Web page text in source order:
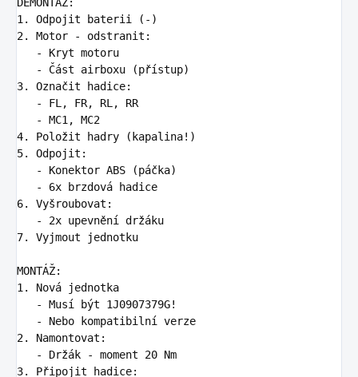
1.
2.
   -
   -
3.
   -
   -
4.
5.
   -
   -
6.
   -
7.
Vyjmout jednotku
1.
   -
   -
2.
   -
3.